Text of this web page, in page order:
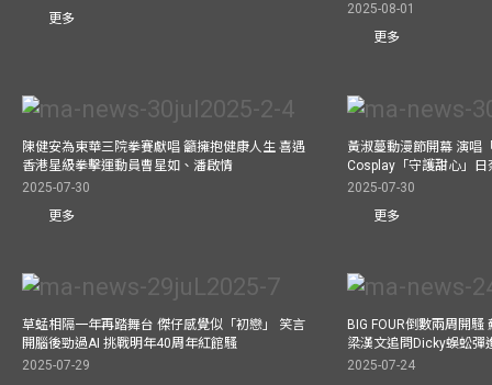
更多
2025-08-01
更多
陳健安為東華三院拳賽獻唱 籲擁抱健康人生 喜遇
香港星級拳擊運動員曹星如、潘啟情
2025-07-30
更多
黃淑蔓動漫節開幕 演唱
Cosplay「守護甜心」
2025-07-30
更多
草蜢相隔一年再踏舞台 傑仔感覺似「初戀」 笑言
開腦後勁過AI 挑戰明年40周年紅館騷
2025-07-29
BIG FOUR倒數兩周開
梁漢文追問Dicky蜈蚣彈
2025-07-24